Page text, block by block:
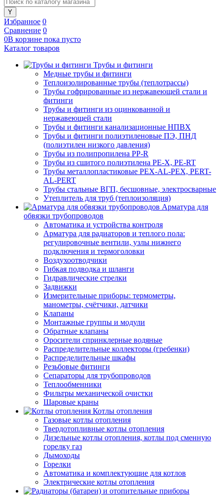
Избранное 0
Сравнение 0
0В корзине пока пусто
Каталог товаров
Трубы и фитинги
Медные трубы и фитинги
Теплоизолированные трубы (теплотрассы)
Трубы гофрированные из нержавеющей стали и
фитинги
Трубы и фитинги из оцинкованной и
нержавеющей стали
Трубы и фитинги канализационные НПВХ
Трубы и фитинги полиэтиленовые ПЭ, ПНД
(полиэтилен низкого давления)
Трубы из полипропилена PP-R
Трубы из сшитого полиэтилена PE-X, PE-RT
Трубы металлопластиковые PEX-AL-PEX, PERT-
AL-PERT
Трубы стальные ВГП, бесшовные, электросварные
Утеплитель для труб (теплоизоляция)
Арматура для
обвязки трубопроводов
Автоматика и устройства контроля
Арматура для радиаторов и теплого пола:
регулировочные вентили, узлы нижнего
подключения и термоголовки
Воздухоотводчики
Гибкая подводка и шланги
Гидравлические стрелки
Задвижки
Измерительные приборы: термометры,
манометры, счётчики, датчики
Клапаны
Монтажные группы и модули
Обратные клапаны
Оросители спринклерные водяные
Распределительные коллекторы (гребенки)
Распределительные шкафы
Резьбовые фитинги
Сепараторы для трубопроводов
Теплообменники
Фильтры механической очистки
Шаровые краны
Котлы отопления
Газовые котлы отопления
Твердотопливные котлы отопления
Дизельные котлы отопления, котлы под сменную
горелку газ
Дымоходы
Горелки
Автоматика и комплектующие для котлов
Электрические котлы отопления